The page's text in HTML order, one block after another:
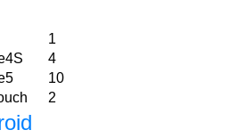
1
4
10
2